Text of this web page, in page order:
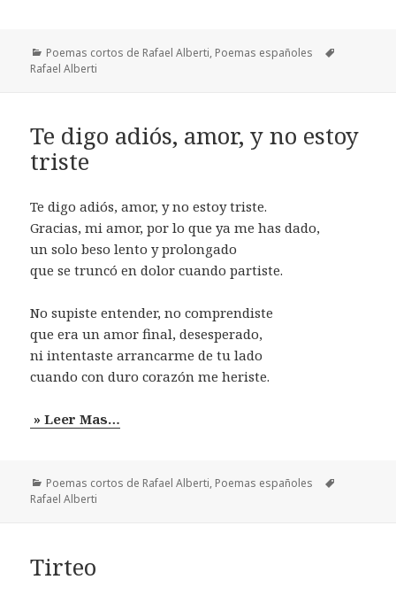
Categorías
Poemas cortos de Rafael Alberti, Poemas españoles
Rafael Alberti
Te digo adiós, amor, y no estoy
triste
Te digo adiós, amor, y no estoy triste.
Gracias, mi amor, por lo que ya me has dado,
un solo beso lento y prolongado
que se truncó en dolor cuando partiste.
No supiste entender, no comprendiste
que era un amor final, desesperado,
ni intentaste arrancarme de tu lado
cuando con duro corazón me heriste.
» Leer Mas…
Categorías
Poemas cortos de Rafael Alberti, Poemas españoles
Rafael Alberti
Tirteo